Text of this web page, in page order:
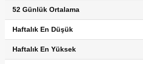
52 Günlük Ortalama
Haftalık En Düşük
Haftalık En Yüksek